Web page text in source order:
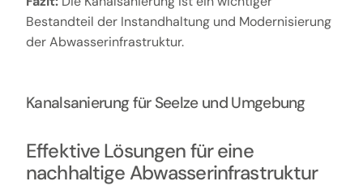
Bestandteil der Instandhaltung und Modernisierung
der Abwasserinfrastruktur.
Kanalsanierung für Seelze und Umgebung
Effektive Lösungen für eine
nachhaltige Abwasserinfrastruktur